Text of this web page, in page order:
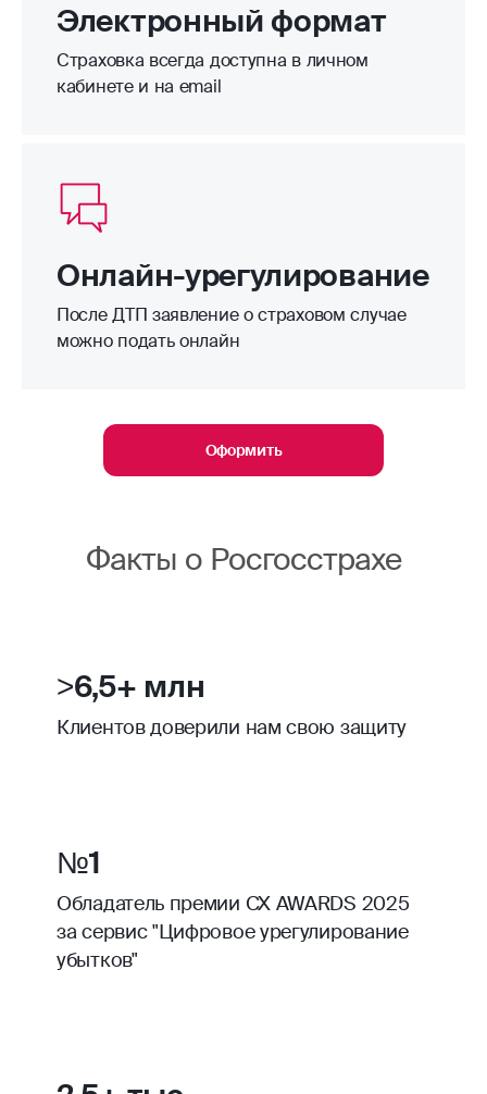
Электронный формат
Страховка всегда доступна в личном
кабинете и на email
Онлайн-урегулирование
После ДТП заявление о страховом случае
можно подать онлайн
Оформить
Факты о Росгосстрахе
>6,5+ млн
Клиентов доверили нам свою защиту
№1
Обладатель премии CX AWARDS 2025
за сервис "Цифровое урегулирование
убытков"